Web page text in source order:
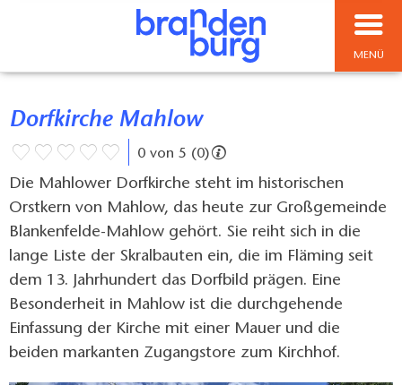
MENÜ
Dorfkirche Mahlow
0 von 5 (0)
Die Mahlower Dorfkirche steht im historischen
Orstkern von Mahlow, das heute zur Großgemeinde
Blankenfelde-Mahlow gehört. Sie reiht sich in die
lange Liste der Skralbauten ein, die im Fläming seit
dem 13. Jahrhundert das Dorfbild prägen. Eine
Besonderheit in Mahlow ist die durchgehende
Einfassung der Kirche mit einer Mauer und die
beiden markanten Zugangstore zum Kirchhof.